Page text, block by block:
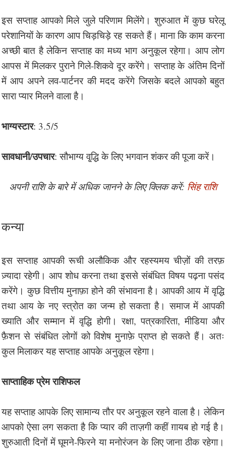
इस सप्ताह आपको मिले जुले परिणाम मिलेंगे। शुरुआत में कुछ घरेलू
परेशानियों के कारण आप चिड़चिड़े रह सकते हैं। माना कि काम करना
अच्छी बात है लेकिन सप्ताह का मध्य भाग अनुकूल रहेगा। आप लोग
आपस में मिलकर पुराने गिले-शिकवे दूर करेंगे। सप्ताह के अंतिम दिनों
में आप अपने लव-पार्टनर की मदद करेंगे जिसके बदले आपको बहुत
सारा प्यार मिलने वाला है।
भाग्यस्टार: 3.5/5
सावधानी/उपचार: सौभाग्य वृ्द्धि के लिए भगवान शंकर की पूजा करें।
अपनी राशि के बारे में अधिक जानने के लिए क्लिक करें: सिंह राशि
कन्या
इस सप्ताह आपकी रूची अलौकिक और रहस्यमय चीज़ों की तरफ़
ज़्यादा रहेगी। आप शोध करना तथा इससे संबंधित विषय पढ़ना पसंद
करेंगे। कुछ वित्तीय मुनाफ़ा होने की संभावना है। आपकी आय में वृद्धि
तथा आय के नए स्त्रोत का जन्म हो सकता है। समाज में आपकी
ख्याति और सम्मान में वृद्धि होगी। रक्षा, पत्रकारिता, मीडिया और
फ़ैशन से संबंधित लोगों को विशेष मुनाफ़े प्राप्त हो सकते हैं। अतः
कुल मिलाकर यह सप्ताह आपके अनुकूल रहेगा।
साप्ताहिक प्रेम राशिफल
यह सप्ताह आपके लिए सामान्य तौर पर अनुकूल रहने वाला है। लेकिन
आपको ऐसा लग सकता है कि प्यार की ताज़गी कहीं ग़ायब हो गई है।
शुरुआती दिनों में घूमने-फिरने या मनोरंजन के लिए जाना ठीक रहेगा।